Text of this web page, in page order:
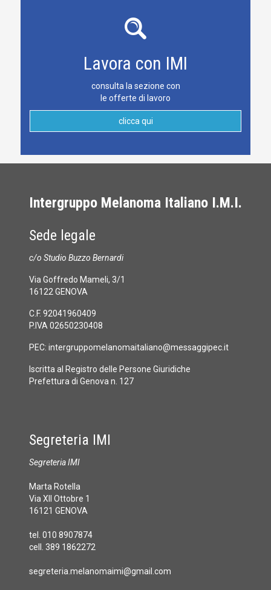
Lavora con IMI
consulta la sezione con
le offerte di lavoro
clicca qui
Intergruppo Melanoma Italiano I.M.I.
Sede legale
c/o Studio Buzzo Bernardi
Via Goffredo Mameli, 3/1
16122 GENOVA
C.F. 92041960409
P.IVA 02650230408
PEC: intergruppomelanomaitaliano@messaggipec.it
Iscritta al Registro delle Persone Giuridiche
Prefettura di Genova n. 127
Segreteria IMI
Segreteria IMI
Marta Rotella
Via XII Ottobre 1
16121 GENOVA
tel. 010 8907874
cell. 389 1862272
segreteria.melanomaimi@gmail.com